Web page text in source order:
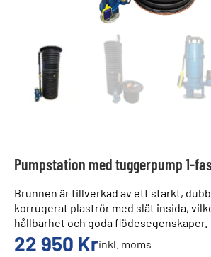
Pumpstation med tuggerpump 1-
Brunnen är tillverkad av ett starkt,
korrugerat plaströr med slät insida,
hållbarhet och goda flödesegenskaper.
22 950 Krinkl. moms